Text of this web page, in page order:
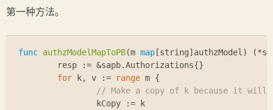
第一种方法。
func authzModelMapToPB(m map [string]authzModel)
	resp := &sapb.Authorizations{}
for k, v := range m {
// Make a copy of k because it will
		kCopy := k